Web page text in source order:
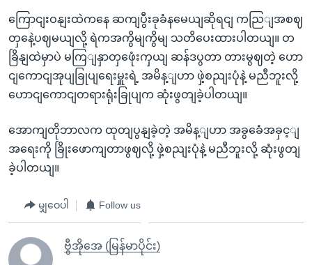
ကြောငျးဝနျးထဲကနေ ဆကျပွီးခုခံနမေယျဆိုရငျ ကညြျအစဈ
တှနေဲ့ပဈမယျလို့ ရဲကအကွိမျကွိမျ သတိပေးထားပါတယျ။ တ
ခြိနျထဲမှာပဲ မကြျနှာတှဖေုံးကှယျ ဆန်ဒပွတာ တားမွဈတဲ့ ဟော
ငျကောငျအုပျခြုပျရေးမှူးရဲ့ အမိန့ျဟာ ဖှဲ့စညျးပုံနဲ့ မညီဘူးလို့
ဟောငျကောငျတရားရုံးခြုပျက ဆုံးဖွတျခဲ့ပါတယျ။
အောကျတိုဘာလက ထုတျပွနျခဲ့တဲ့ အမိန့ျဟာ အခွခေံအခှင့ျ
အရေးကို ခြိုးဖောကျတာဖွဈလို့ ဖှဲ့စညျးပုံနဲ့ မညီဘူးလို့ ဆုံးဖွတျ
ခဲ့ပါတယျ။
မျှဝေပါ Follow us
ဗွီအိုအေ (မြန်မာပိုင်း)